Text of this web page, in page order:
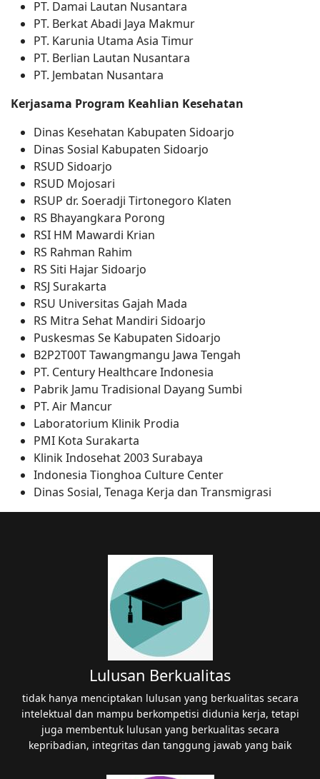
PT. Damai Lautan Nusantara
PT. Berkat Abadi Jaya Makmur
PT. Karunia Utama Asia Timur
PT. Berlian Lautan Nusantara
PT. Jembatan Nusantara
Kerjasama Program Keahlian Kesehatan
Dinas Kesehatan Kabupaten Sidoarjo
Dinas Sosial Kabupaten Sidoarjo
RSUD Sidoarjo
RSUD Mojosari
RSUP dr. Soeradji Tirtonegoro Klaten
RS Bhayangkara Porong
RSI HM Mawardi Krian
RS Rahman Rahim
RS Siti Hajar Sidoarjo
RSJ Surakarta
RSU Universitas Gajah Mada
RS Mitra Sehat Mandiri Sidoarjo
Puskesmas Se Kabupaten Sidoarjo
B2P2T00T Tawangmangu Jawa Tengah
PT. Century Healthcare Indonesia
Pabrik Jamu Tradisional Dayang Sumbi
PT. Air Mancur
Laboratorium Klinik Prodia
PMI Kota Surakarta
Klinik Indosehat 2003 Surabaya
Indonesia Tionghoa Culture Center
Dinas Sosial, Tenaga Kerja dan Transmigrasi
Lulusan Berkualitas
tidak hanya menciptakan lulusan yang berkualitas secara
intelektual dan mampu berkompetisi didunia kerja, tetapi
juga membentuk lulusan yang berkualitas secara
kepribadian, integritas dan tanggung jawab yang baik